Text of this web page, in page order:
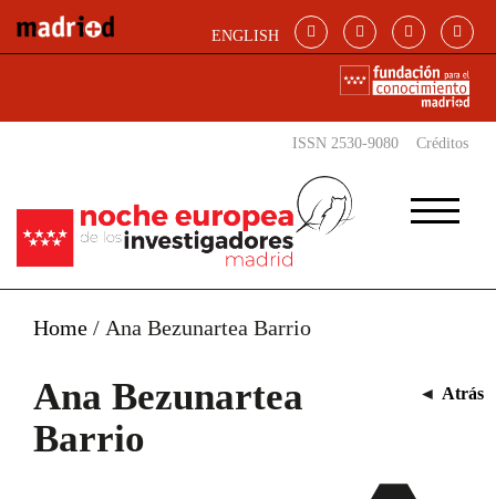
ENGLISH
ISSN 2530-9080 Créditos
Home / Ana Bezunartea Barrio
Ana Bezunartea
Barrio
◄ Atrás